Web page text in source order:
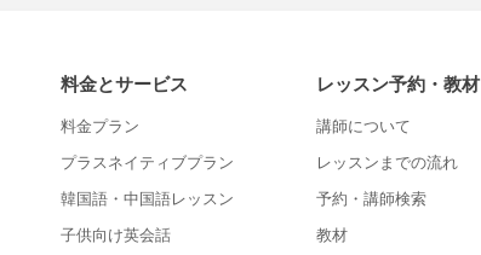
料金とサービス
料金プラン
プラスネイティブプラン
韓国語・中国語レッスン
子供向け英会話
レッスン予約・教材
講師について
レッスンまでの流れ
予約・講師検索
教材